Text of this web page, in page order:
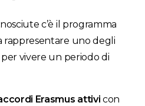
c’è il programma
rappresentare uno degli
vivere un periodo di
Erasmus attivi con